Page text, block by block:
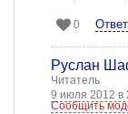
0
Руслан
Читатель
9 июля 2012 в
Сообщить